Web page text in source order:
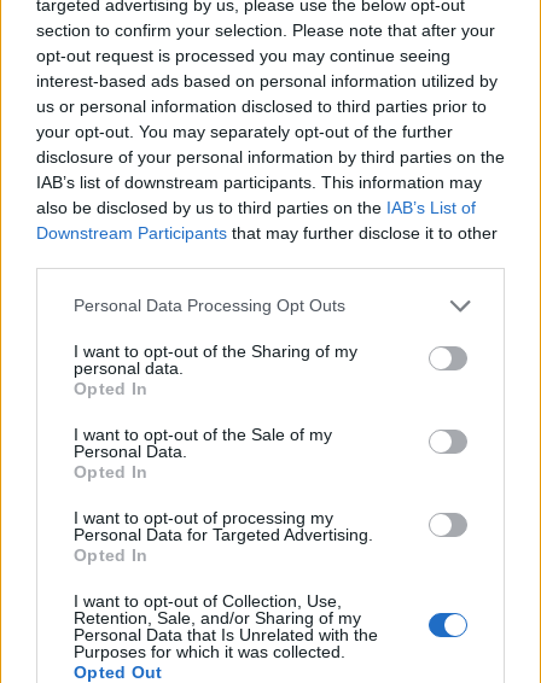
targeted advertising by us, please use the below opt-out
section to confirm your selection. Please note that after your
opt-out request is processed you may continue seeing
interest-based ads based on personal information utilized by
us or personal information disclosed to third parties prior to
your opt-out. You may separately opt-out of the further
disclosure of your personal information by third parties on the
IAB’s list of downstream participants. This information may
also be disclosed by us to third parties on the IAB’s List of
Downstream Participants that may further disclose it to other
Personal Data Processing Opt Outs
I want to opt-out of the Sharing of my
personal data.
Opted In
I want to opt-out of the Sale of my
Personal Data.
Opted In
I want to opt-out of processing my
Personal Data for Targeted Advertising.
Opted In
I want to opt-out of Collection, Use,
Retention, Sale, and/or Sharing of my
Personal Data that Is Unrelated with the
Purposes for which it was collected.
Opted Out
λειτουργικά αποτελέσματα, τουλάχιστον βραχυπρόθεσμα.
Στην Τουρκία, η επιδείνωση των μακροοικονομικών μεγεθών
συνεχίζει να οδηγεί βραχυπρόθεσμα σε σημαντική μείωση
τη ζήτηση για δομικά υλικά. Μακροπρόθεσμα, όμως, οι
προοπτικές για τον κλάδο κατασκευών παραμένουν
ελκυστικές. Η Adocim είναι κατάλληλα προετοιμασμένη για
να ανταπεξέλθει στην ύφεση, έχοντας χαμηλό δανεισμό,
σύγχρονες εγκαταστάσεις και ανταγωνιστικό κόστος
Τέλος, στη Βραζιλία, η πολιτική σταθερότητα αυξάνει τις
δραστηριότητας και άνοδο της αγοράς τσιμέντου. Ηζήτηση
τσιμέντου στην Βόρειο-ανατολική Βραζιλία, όπου ο Όμιλος
δραστηριοποιείται, καταγράφει θετικές ενδείξεις χάρη στη
δημογραφική αύξηση του πληθυσμού και την ιδιωτική
οικοδομική δραστηριότητα.
ΤΙΤΑΝ